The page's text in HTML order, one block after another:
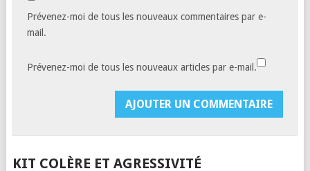
Prévenez-moi de tous les nouveaux commentaires par e-
mail.
Prévenez-moi de tous les nouveaux articles par e-mail.
KIT COLÈRE ET AGRESSIVITÉ